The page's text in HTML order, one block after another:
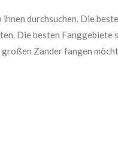
durchsuchen. Die
Die besten Fanggebiete
Zander fangen